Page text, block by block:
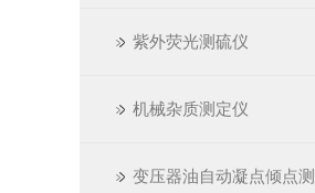
紫外荧光测硫仪
机械杂质测定仪
变压器油自动凝点倾点